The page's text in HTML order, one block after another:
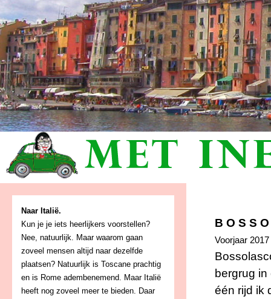
Naar Italië.
Kun je je iets heerlijkers voorstellen?
Nee, natuurlijk. Maar waarom gaan
zoveel mensen altijd naar dezelfde
plaatsen? Natuurlijk is Toscane prachtig
en is Rome adembenemend. Maar Italië
heeft nog zoveel meer te bieden. Daar
B O S S
Voorjaar 2017
bergrug in
één rijd ik